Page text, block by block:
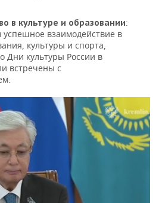
в культуре и образовании:
успешное взаимодействие в
культуры и спорта,
Дни культуры России в
встречены с